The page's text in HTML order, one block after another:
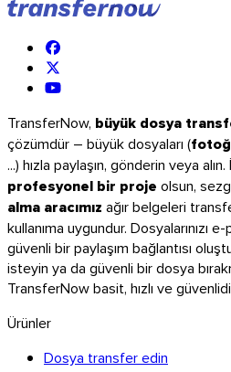
TransferNow, büyük dosya
çözümdür – büyük dosyaları (
...) hızla paylaşın, gönderin veya
profesyonel bir proje olsun,
alma aracımız ağır belgeleri
kullanıma uygundur. Dosyalarınızı
güvenli bir paylaşım bağlantısı
isteyin ya da güvenli bir dosya
TransferNow basit, hızlı ve
Ürünler
Dosya transfer edin